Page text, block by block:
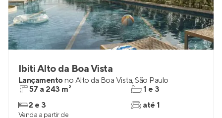
Ibiti Alto da Boa Vista
Lançamentono Alto da Boa Vista,São Paulo
57 a 243 m²
2 e 3
1 e 3
até 1
Venda a partir de